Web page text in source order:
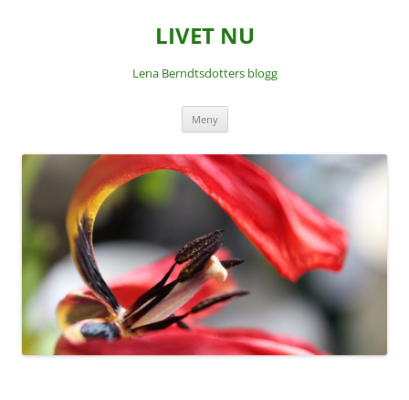
LIVET NU
Lena Berndtsdotters blogg
Meny Hoppa
innehåll